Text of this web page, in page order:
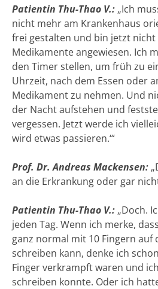
Patientin Thu-Thao V.: „Ich
nicht mehr am Krankenhaus
frei gestalten und bin jetzt
Medikamente angewiesen. Ich
den Timer stellen, um früh zu
Uhrzeit, nach dem Essen oder
Medikament zu nehmen. Und
der Nacht aufstehen und
vergessen. Jetzt werde ich
wird etwas passieren.‘“
Prof. Dr. Andreas Mackensen:
an die Erkrankung oder gar
Patientin Thu-Thao V.: „Doch.
jeden Tag. Wenn ich merke,
ganz normal mit 10 Fingern auf
schreiben kann, denke ich
Finger verkrampft waren und
schreiben konnte. Oder ich